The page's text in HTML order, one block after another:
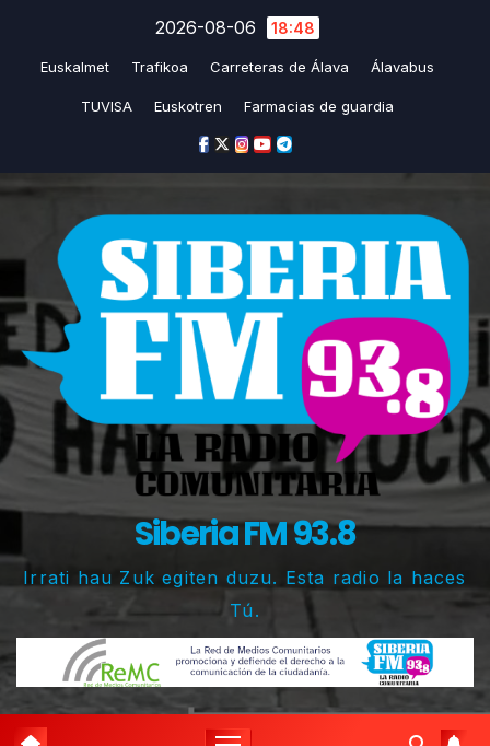
2026-08-06 18:48
Euskalmet Trafikoa Carreteras de Álava Álavabus
TUVISA Euskotren Farmacias de guardia
Siberia FM 93.8
Irrati hau Zuk egiten duzu. Esta radio la haces
Tú.